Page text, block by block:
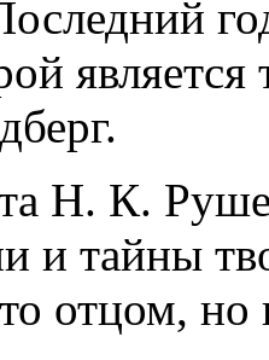
Н. К.
и тайны
отцом, но